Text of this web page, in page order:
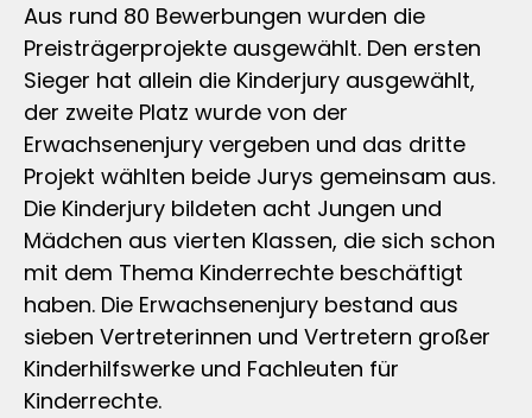
Aus rund 80 Bewerbungen wurden die
Preisträgerprojekte ausgewählt. Den ersten
Sieger hat allein die Kinderjury ausgewählt,
der zweite Platz wurde von der
Erwachsenenjury vergeben und das dritte
Projekt wählten beide Jurys gemeinsam aus.
Die Kinderjury bildeten acht Jungen und
Mädchen aus vierten Klassen, die sich schon
mit dem Thema Kinderrechte beschäftigt
haben. Die Erwachsenenjury bestand aus
sieben Vertreterinnen und Vertretern großer
Kinderhilfswerke und Fachleuten für
Kinderrechte.